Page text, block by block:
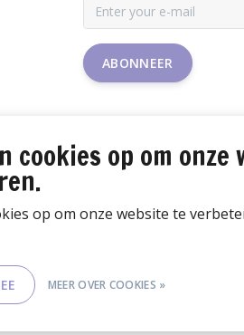
ABONNEER
cookies op om onze
op om onze website te
MEER OVER COOKIES »